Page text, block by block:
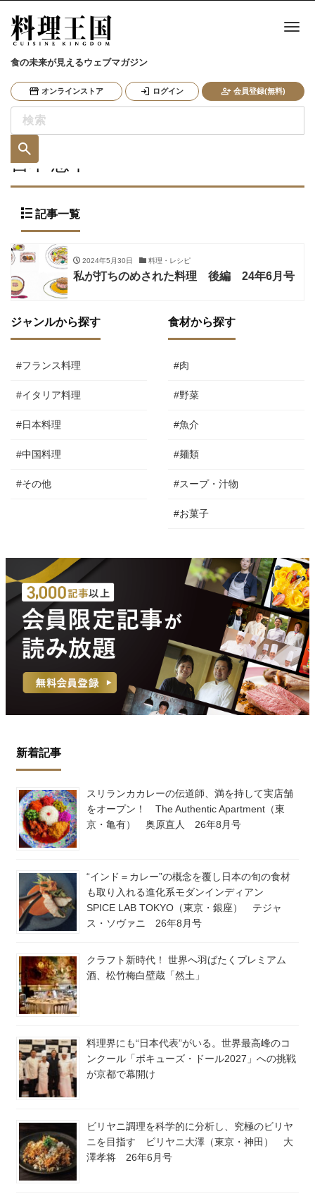
食の未来が見えるウェブマガジン
オンラインストア ログイン 会員登録(無料)
ナ
宮本 悠平
記事一覧
2024年5月30日 料理・レシピ
私が打ちのめされた料理 後編 24年6月号
ジャンルから探す
#フランス料理
#イタリア料理
#日本料理
#中国料理
#その他
食材から探す
#肉
#野菜
#魚介
#麺類
#スープ・汁物
#お菓子
新着記事
スリランカカレーの伝道師、満を持して実店舗
をオープン！ The Authentic Apartment（東
京・亀有） 奥原直人 26年8月号
“インド＝カレー”の概念を覆し日本の旬の食材
も取り入れる進化系モダンインディアン
SPICE LAB TOKYO（東京・銀座） テジャ
ス・ソヴァニ 26年8月号
クラフト新時代！ 世界へ羽ばたくプレミアム
酒、松竹梅白壁蔵「然土」
料理界にも“日本代表”がいる。世界最高峰のコ
ンクール「ボキューズ・ドール2027」への挑戦
が京都で幕開け
ビリヤニ調理を科学的に分析し、究極のビリヤ
ニを目指す ビリヤニ大澤（東京・神田） 大
澤孝将 26年6月号